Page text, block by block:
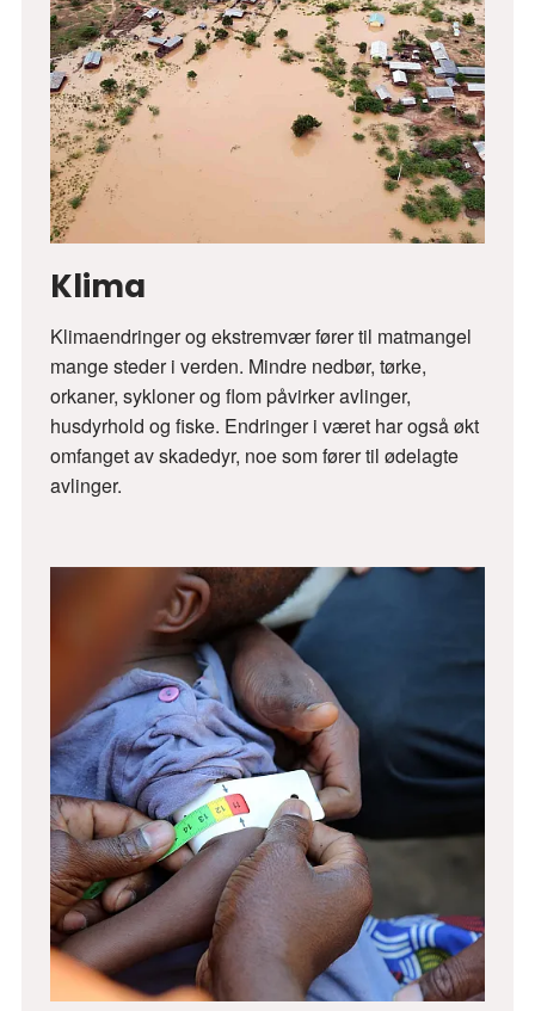
Klima
Klimaendringer og ekstremvær fører til matmangel
mange steder i verden. Mindre nedbør, tørke,
orkaner, sykloner og flom påvirker avlinger,
husdyrhold og fiske. Endringer i været har også økt
omfanget av skadedyr, noe som fører til ødelagte
avlinger.